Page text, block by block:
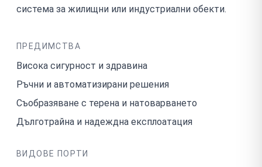
система за жилищни или индустриални обекти.
ПРЕДИМСТВА
Висока сигурност и здравина
Ръчни и автоматизирани решения
Съобразяване с терена и натоварването
Дълготрайна и надеждна експлоатация
ВИДОВЕ ПОРТИ